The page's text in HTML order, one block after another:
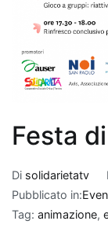
Festa
Di solidarietatv
Pubblicato in:
Tag: animazione,